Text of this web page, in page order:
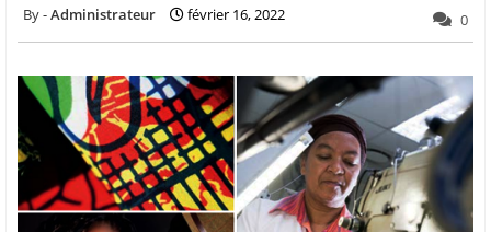
Administrateur février 16, 2022 0